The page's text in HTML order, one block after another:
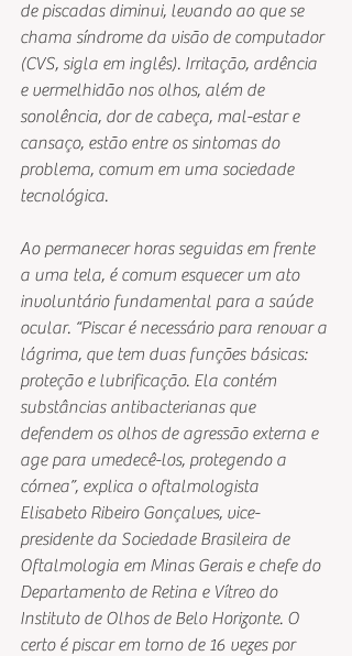
de piscadas diminui, levando ao que se
chama síndrome da visão de computador
(CVS, sigla em inglês). Irritação, ardência
e vermelhidão nos olhos, além de
sonolência, dor de cabeça, mal-estar e
cansaço, estão entre os sintomas do
problema, comum em uma sociedade
tecnológica.
Ao permanecer horas seguidas em frente
a uma tela, é comum esquecer um ato
involuntário fundamental para a saúde
ocular. “Piscar é necessário para renovar a
lágrima, que tem duas funções básicas:
proteção e lubrificação. Ela contém
substâncias antibacterianas que
defendem os olhos de agressão externa e
age para umedecê-los, protegendo a
córnea”, explica o oftalmologista
Elisabeto Ribeiro Gonçalves, vice-
presidente da Sociedade Brasileira de
Oftalmologia em Minas Gerais e chefe do
Departamento de Retina e Vítreo do
Instituto de Olhos de Belo Horizonte. O
certo é piscar em torno de 16 vezes por